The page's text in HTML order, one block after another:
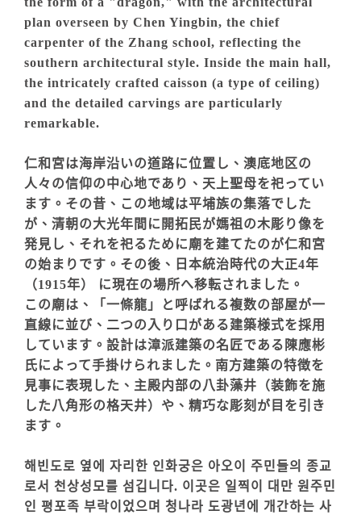
plan overseen by Chen Yingbin, the chief
carpenter of the Zhang school, reflecting the
southern architectural style. Inside the main hall,
the intricately crafted caisson (a type of ceiling)
and the detailed carvings are particularly
remarkable.
仁和宮は海岸沿いの道路に位置し、澳底地区の
人々の信仰の中心地であり、天上聖母を祀ってい
ます。その昔、この地域は平埔族の集落でした
が、清朝の大光年間に開拓民が媽祖の木彫り像を
発見し、それを祀るために廟を建てたのが仁和宮
の始まりです。その後、日本統治時代の大正4年
（1915年） に現在の場所へ移転されました。
この廟は、「一條龍」と呼ばれる複数の部屋が一
直線に並び、二つの入り口がある建築様式を採用
しています。設計は漳派建築の名匠である陳應彬
氏によって手掛けられました。南方建築の特徴を
見事に表現した、主殿内部の八卦藻井（装飾を施
した八角形の格天井）や、精巧な彫刻が目を引き
ます。
해빈도로 옆에 자리한 인화궁은 아오이 주민들의 종교
로서 천상성모를 섬깁니다. 이곳은 일찍이 대만 원주민
인 평포족 부락이었으며 청나라 도광년에 개간하는 사